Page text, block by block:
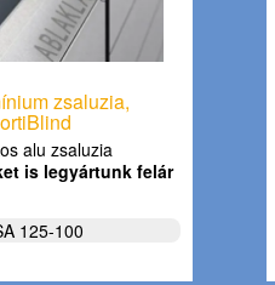
zsaluzia,
alu zsaluzia
is legyártunk felár
125-100